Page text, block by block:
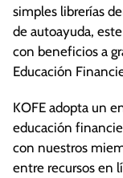
simples librerías
de autoayuda,
con beneficios a
Educación
KOFE adopta un
educación
con nuestros
entre recursos en